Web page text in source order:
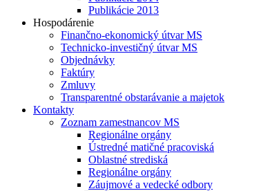
Publikácie 2013
Hospodárenie
Finančno-ekonomický útvar MS
Technicko-investičný útvar MS
Objednávky
Faktúry
Zmluvy
Transparentné obstarávanie a majetok
Kontakty
Zoznam zamestnancov MS
Regionálne orgány
Ústredné matičné pracoviská
Oblastné strediská
Regionálne orgány
Záujmové a vedecké odbory